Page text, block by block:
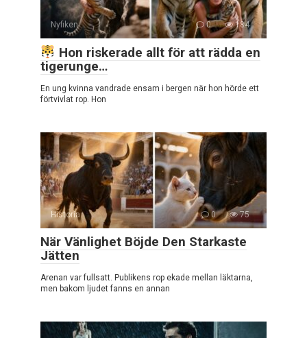
Nyfiken 0 184
Hon riskerade allt för att rädda en
tigerunge…
En ung kvinna vandrade ensam i bergen när hon hörde ett
förtvivlat rop. Hon
Historia 0 75
När Vänlighet Böjde Den Starkaste
Jätten
Arenan var fullsatt. Publikens rop ekade mellan läktarna,
men bakom ljudet fanns en annan